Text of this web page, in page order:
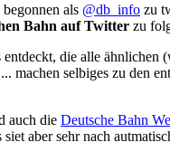
als @db_info zu
Bahn auf Twitter zu
die alle
machen selbiges zu den
auch die Deutsche Bahn
aber sehr nach